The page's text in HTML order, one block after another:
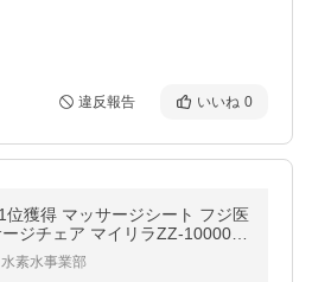
違反報告 いいね 0
位獲得 マッサージシート フジ医
ジチェア マイリラZZ-10000
ージャー|腰痛 肩こり 解消グッ
にオススメ
素水事業部